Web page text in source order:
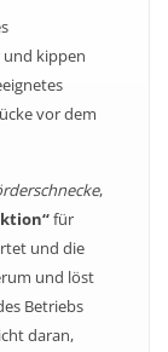
und kippen
vor dem
,
für
und die
und löst
Betriebs
daran,